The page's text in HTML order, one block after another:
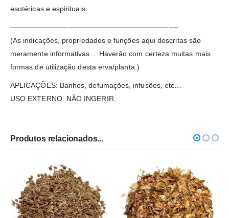
esotéricas e espirituais.
———————————————————————-
(As indicações, propriedades e funções aqui descritas são
meramente informativas… Haverão com certeza muitas mais
formas de utilização desta erva/planta.)
APLICAÇÕES: Banhos, defumações, infusões, etc…
USO EXTERNO. NÃO INGERIR.
Produtos relacionados...